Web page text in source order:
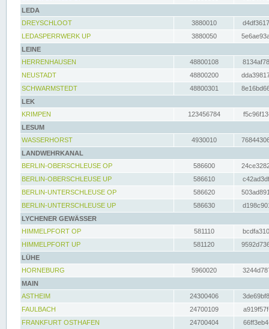
LEDA
DREYSCHLOOT
3880010
LEDASPERRWERK UP
3880050
LEINE
HERRENHAUSEN
48800108
NEUSTADT
48800200
SCHWARMSTEDT
48800301
LEK
KRIMPEN
123456784
LESUM
WASSERHORST
4930010
LANDWEHRKANAL
BERLIN-OBERSCHLEUSE OP
586600
BERLIN-OBERSCHLEUSE UP
586610
BERLIN-UNTERSCHLEUSE OP
586620
BERLIN-UNTERSCHLEUSE UP
586630
LYCHENER GEWÄSSER
HIMMELPFORT OP
581110
HIMMELPFORT UP
581120
LÜHE
HORNEBURG
5960020
MAIN
ASTHEIM
24300406
FAULBACH
24700109
FRANKFURT OSTHAFEN
24700404